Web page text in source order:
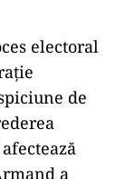
electoral
de
a